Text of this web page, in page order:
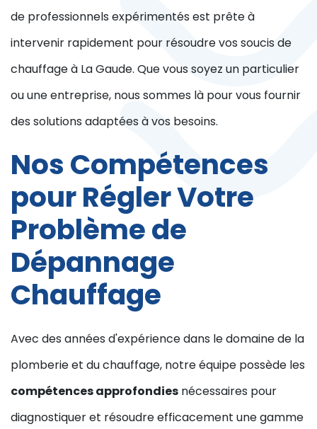
de professionnels expérimentés est prête à
intervenir rapidement pour résoudre vos soucis de
chauffage à La Gaude. Que vous soyez un particulier
ou une entreprise, nous sommes là pour vous fournir
des solutions adaptées à vos besoins.
Nos Compétences
pour Régler Votre
Problème de
Dépannage
Chauffage
Avec des années d'expérience dans le domaine de la
plomberie et du chauffage, notre équipe possède les
compétences approfondies nécessaires pour
diagnostiquer et résoudre efficacement une gamme